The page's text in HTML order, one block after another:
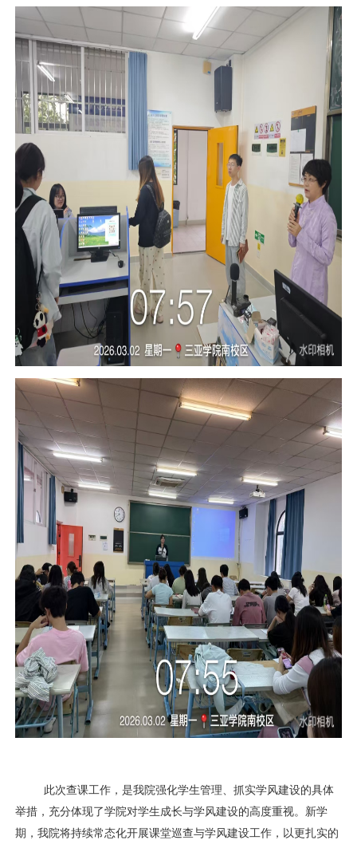
此次查课工作，是我院强化学生管理、抓实学风建设的具体
举措，充分体现了学院对学生成长与学风建设的高度重视。新学
期，我院将持续常态化开展课堂巡查与学风建设工作，以更扎实的